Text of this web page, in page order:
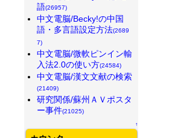
語(26957)
中文電脳/Becky!の中国
語・多言語設定方法(2689
7)
中文電脳/微軟ピンイン輸
入法2.0の使い方(24584)
中文電脳/漢文文献の検索
(21409)
研究関係/蘇州ＡＶポスタ
ー事件(21025)
↑